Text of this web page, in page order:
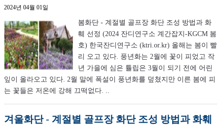
2024년 04월 01일
봄화단 - 계절별 골프장 화단 조성 방법과 화
훼 선정 (2024 잔디연구소 계간잡지-KGCM 봄
호) 한국잔디연구소 (ktri.or.kr) 올해는 봄이 빨
리 오고 있다. 풍년화는 2월에 꽃이 피었고 작
년 가을에 심은 튤립은 3월이 되기 전에 어린
잎이 올라오고 있다. 2월 말에 폭설이 풍년화를 덮쳤지만 이른 봄에 피
는 꽃들은 저온에 강해 끄떡없다. ..
겨울화단 - 계절별 골프장 화단 조성 방법과 화훼